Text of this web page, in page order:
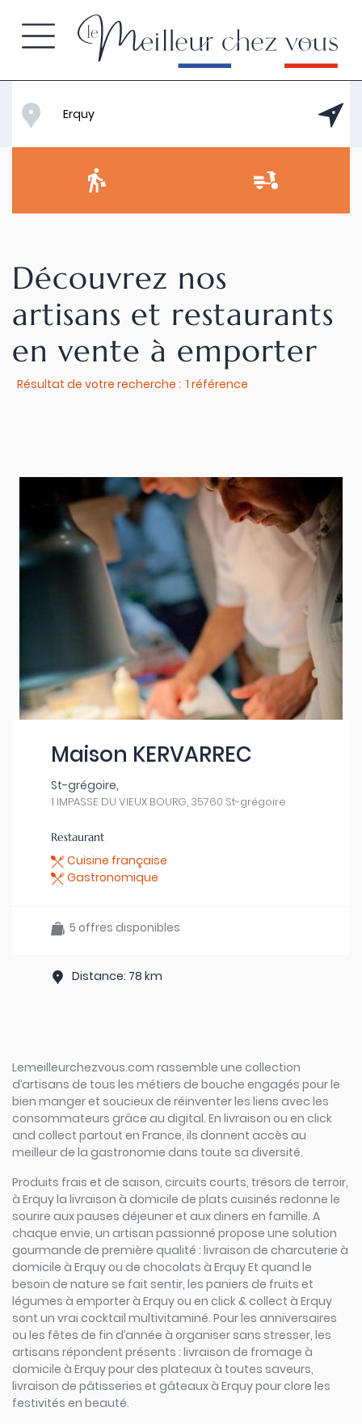
Découvrez nos
artisans et restaurants
en vente à emporter
Résultat de votre recherche : 1 référence
Maison KERVARREC
St-grégoire,
1 IMPASSE DU VIEUX BOURG, 35760 St-grégoire
Restaurant
Cuisine française
Gastronomique
5 offres disponibles
Distance: 78 km
Lemeilleurchezvous.com rassemble une collection
d’artisans de tous les métiers de bouche engagés pour le
bien manger et soucieux de réinventer les liens avec les
consommateurs grâce au digital. En livraison ou en click
and collect partout en France, ils donnent accès au
meilleur de la gastronomie dans toute sa diversité.
Produits frais et de saison, circuits courts, trésors de terroir,
à Erquy la livraison à domicile de plats cuisinés redonne le
sourire aux pauses déjeuner et aux diners en famille. A
chaque envie, un artisan passionné propose une solution
gourmande de première qualité : livraison de charcuterie à
domicile à Erquy ou de chocolats à Erquy Et quand le
besoin de nature se fait sentir, les paniers de fruits et
légumes à emporter à Erquy ou en click & collect à Erquy
sont un vrai cocktail multivitaminé. Pour les anniversaires
ou les fêtes de fin d’année à organiser sans stresser, les
artisans répondent présents : livraison de fromage à
domicile à Erquy pour des plateaux à toutes saveurs,
livraison de pâtisseries et gâteaux à Erquy pour clore les
festivités en beauté.